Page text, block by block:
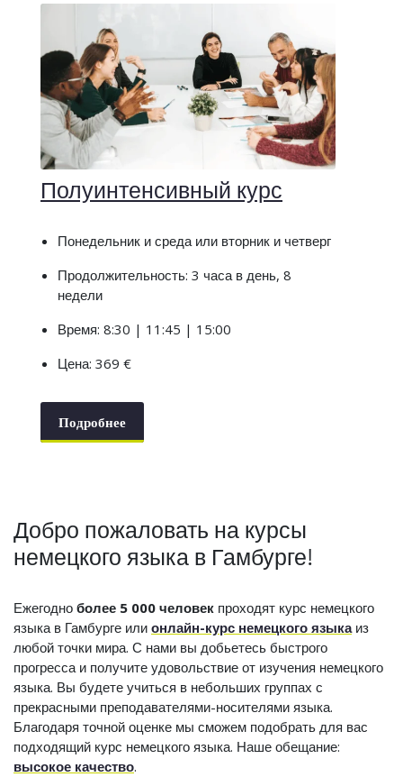
Полуинтенсивный курс
Понедельник и среда или вторник и четверг
Продолжительность: 3 часа в день, 8
недели
Время: 8:30 | 11:45 | 15:00
Цена: 369 €
Подробнее
Добро пожаловать на курсы
немецкого языка в Гамбурге!
Ежегодно более 5 000 человек проходят курс немецкого
языка в Гамбурге или онлайн-курс немецкого языкаиз
любой точки мира. С нами вы добьетесь быстрого
прогресса и получите удовольствие от изучения немецкого
языка. Вы будете учиться в небольших группах с
прекрасными преподавателями-носителями языка.
Благодаря точной оценке мы сможем подобрать для вас
подходящий курс немецкого языка. Наше обещание:
высокое качество.